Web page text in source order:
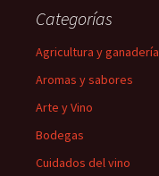
Categorías
Agricultura y ganadería
Aromas y sabores
Arte y Vino
Bodegas
Cuidados del vino